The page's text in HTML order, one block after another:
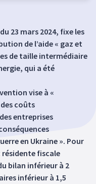
23 mars 2024, fixe les
de l’aide « gaz et
de taille intermédiaire
qui a été
vise à «
coûts
entreprises
en Ukraine ». Pour
fiscale
bilan inférieur à 2
inférieur à 1,5